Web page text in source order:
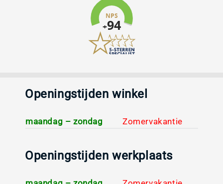
Openingstijden winkel
maandag – zondag Zomervakantie
Openingstijden werkplaats